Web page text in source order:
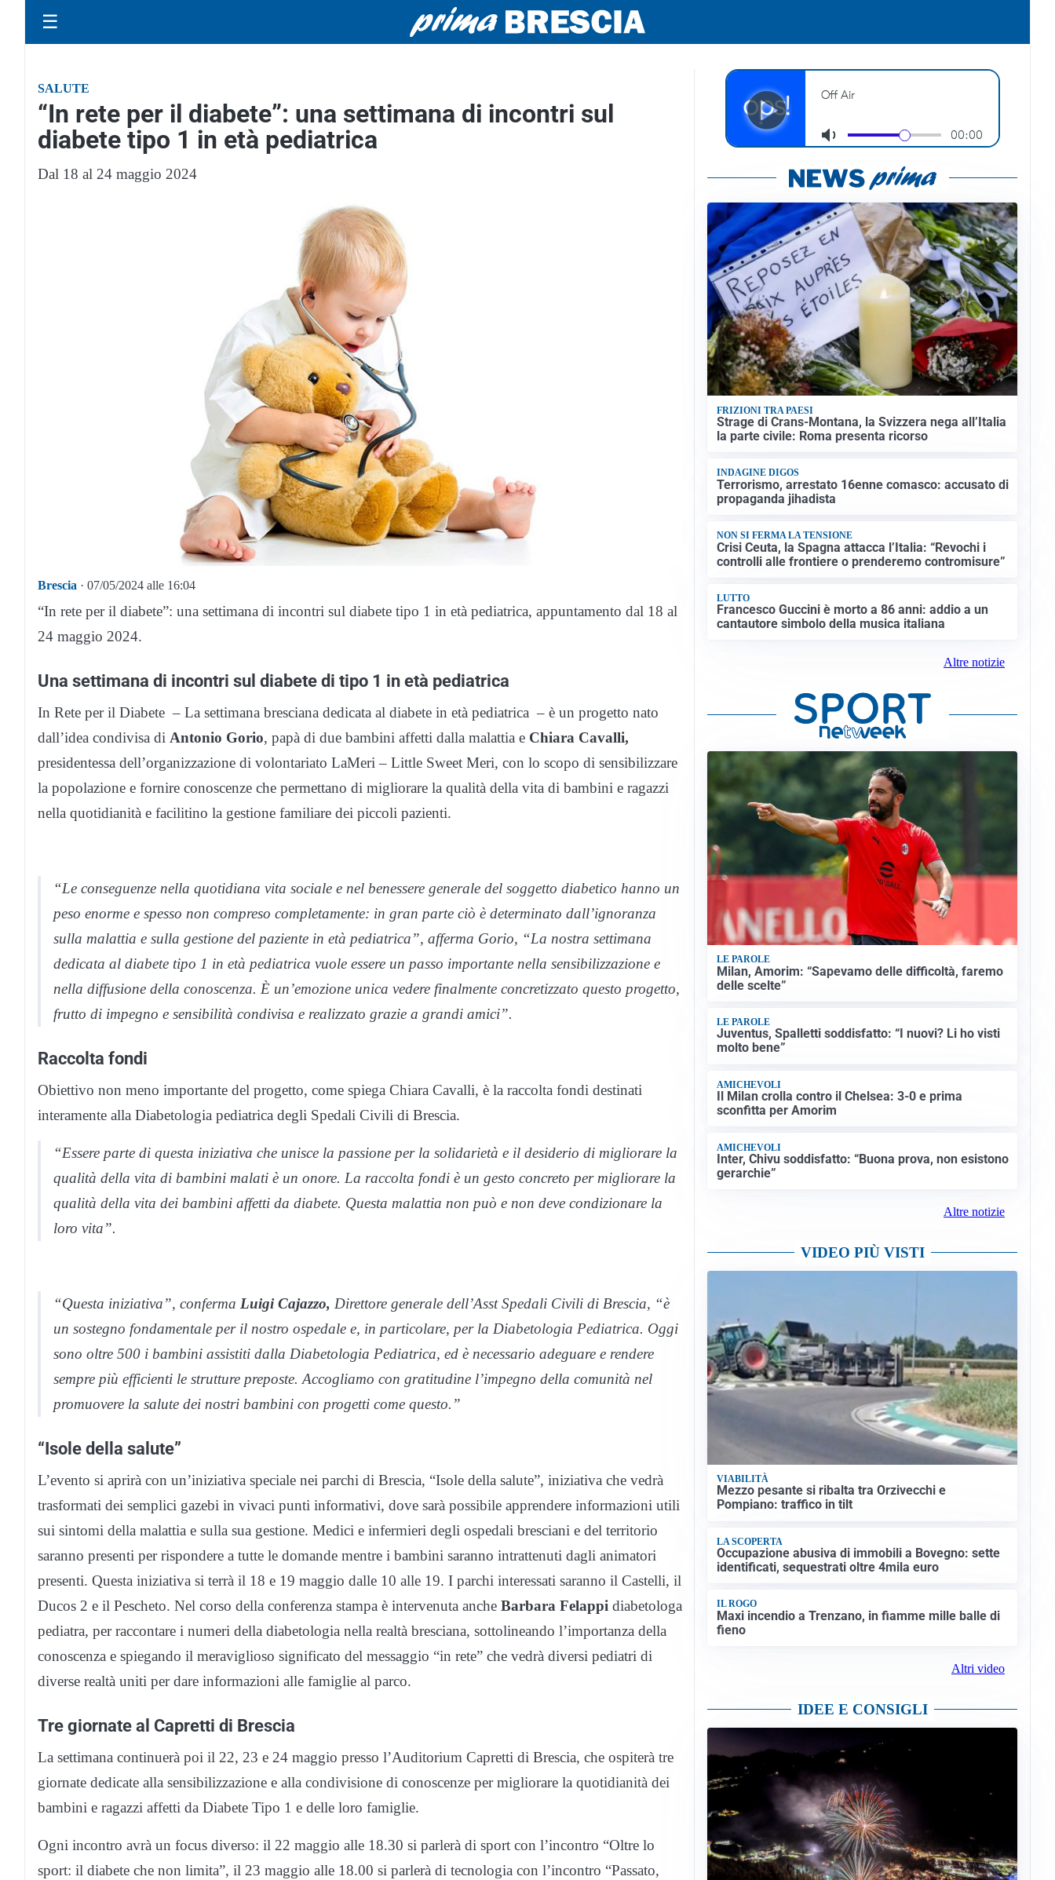
☰
SALUTE
“In rete per il diabete”: una settimana di incontri sul
diabete tipo 1 in età pediatrica
Dal 18 al 24 maggio 2024
Brescia · 07/05/2024 alle 16:04
“In rete per il diabete”: una settimana di incontri sul diabete tipo 1 in età pediatrica, appuntamento dal 18 al
24 maggio 2024.
Una settimana di incontri sul diabete di tipo 1 in età pediatrica
In Rete per il Diabete – La settimana bresciana dedicata al diabete in età pediatrica – è un progetto nato
dall’idea condivisa di Antonio Gorio, papà di due bambini affetti dalla malattia e Chiara Cavalli,
presidentessa dell’organizzazione di volontariato LaMeri – Little Sweet Meri, con lo scopo di sensibilizzare
la popolazione e fornire conoscenze che permettano di migliorare la qualità della vita di bambini e ragazzi
nella quotidianità e facilitino la gestione familiare dei piccoli pazienti.
“Le conseguenze nella quotidiana vita sociale e nel benessere generale del soggetto diabetico hanno un
peso enorme e spesso non compreso completamente: in gran parte ciò è determinato dall’ignoranza
sulla malattia e sulla gestione del paziente in età pediatrica”, afferma Gorio, “La nostra settimana
dedicata al diabete tipo 1 in età pediatrica vuole essere un passo importante nella sensibilizzazione e
nella diffusione della conoscenza. È un’emozione unica vedere finalmente concretizzato questo progetto,
frutto di impegno e sensibilità condivisa e realizzato grazie a grandi amici”.
Raccolta fondi
Obiettivo non meno importante del progetto, come spiega Chiara Cavalli, è la raccolta fondi destinati
interamente alla Diabetologia pediatrica degli Spedali Civili di Brescia.
“Essere parte di questa iniziativa che unisce la passione per la solidarietà e il desiderio di migliorare la
qualità della vita di bambini malati è un onore. La raccolta fondi è un gesto concreto per migliorare la
qualità della vita dei bambini affetti da diabete. Questa malattia non può e non deve condizionare la
loro vita”.
“Questa iniziativa”, conferma Luigi Cajazzo, Direttore generale dell’Asst Spedali Civili di Brescia, “è
un sostegno fondamentale per il nostro ospedale e, in particolare, per la Diabetologia Pediatrica. Oggi
sono oltre 500 i bambini assistiti dalla Diabetologia Pediatrica, ed è necessario adeguare e rendere
sempre più efficienti le strutture preposte. Accogliamo con gratitudine l’impegno della comunità nel
promuovere la salute dei nostri bambini con progetti come questo.”
“Isole della salute”
L’evento si aprirà con un’iniziativa speciale nei parchi di Brescia, “Isole della salute”, iniziativa che vedrà
trasformati dei semplici gazebi in vivaci punti informativi, dove sarà possibile apprendere informazioni utili
sui sintomi della malattia e sulla sua gestione. Medici e infermieri degli ospedali bresciani e del territorio
saranno presenti per rispondere a tutte le domande mentre i bambini saranno intrattenuti dagli animatori
presenti. Questa iniziativa si terrà il 18 e 19 maggio dalle 10 alle 19. I parchi interessati saranno il Castelli, il
Ducos 2 e il Pescheto. Nel corso della conferenza stampa è intervenuta anche Barbara Felappi diabetologa
pediatra, per raccontare i numeri della diabetologia nella realtà bresciana, sottolineando l’importanza della
conoscenza e spiegando il meraviglioso significato del messaggio “in rete” che vedrà diversi pediatri di
diverse realtà uniti per dare informazioni alle famiglie al parco.
Tre giornate al Capretti di Brescia
La settimana continuerà poi il 22, 23 e 24 maggio presso l’Auditorium Capretti di Brescia, che ospiterà tre
giornate dedicate alla sensibilizzazione e alla condivisione di conoscenze per migliorare la quotidianità dei
bambini e ragazzi affetti da Diabete Tipo 1 e delle loro famiglie.
Ogni incontro avrà un focus diverso: il 22 maggio alle 18.30 si parlerà di sport con l’incontro “Oltre lo
sport: il diabete che non limita”, il 23 maggio alle 18.00 si parlerà di tecnologia con l’incontro “Passato,
FRIZIONI TRA PAESI
Strage di Crans-Montana, la Svizzera nega all’Italia
la parte civile: Roma presenta ricorso
INDAGINE DIGOS
Terrorismo, arrestato 16enne comasco: accusato di
propaganda jihadista
NON SI FERMA LA TENSIONE
Crisi Ceuta, la Spagna attacca l’Italia: “Revochi i
controlli alle frontiere o prenderemo contromisure”
LUTTO
Francesco Guccini è morto a 86 anni: addio a un
cantautore simbolo della musica italiana
Altre notizie
LE PAROLE
Milan, Amorim: “Sapevamo delle difficoltà, faremo
delle scelte”
LE PAROLE
Juventus, Spalletti soddisfatto: “I nuovi? Li ho visti
molto bene”
AMICHEVOLI
Il Milan crolla contro il Chelsea: 3-0 e prima
sconfitta per Amorim
AMICHEVOLI
Inter, Chivu soddisfatto: “Buona prova, non esistono
gerarchie”
Altre notizie
VIDEO PIÙ VISTI
VIABILITÀ
Mezzo pesante si ribalta tra Orzivecchi e
Pompiano: traffico in tilt
LA SCOPERTA
Occupazione abusiva di immobili a Bovegno: sette
identificati, sequestrati oltre 4mila euro
IL ROGO
Maxi incendio a Trenzano, in fiamme mille balle di
fieno
Altri video
IDEE E CONSIGLI